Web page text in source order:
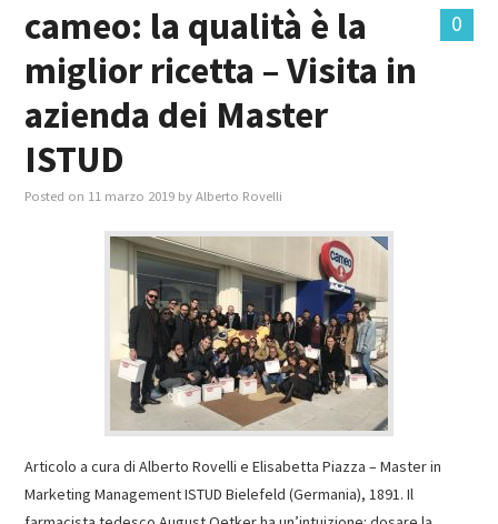
0
cameo: la qualità è la
miglior ricetta – Visita in
azienda dei Master
ISTUD
Posted on 11 marzo 2019 byAlberto Rovelli
Articolo a cura di Alberto Rovelli e Elisabetta Piazza – Master in
Marketing Management ISTUD Bielefeld (Germania), 1891. Il